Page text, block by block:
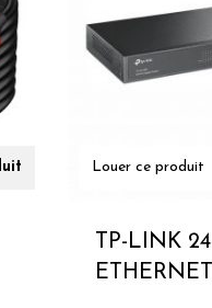
Louer ce produit
TP-LINK